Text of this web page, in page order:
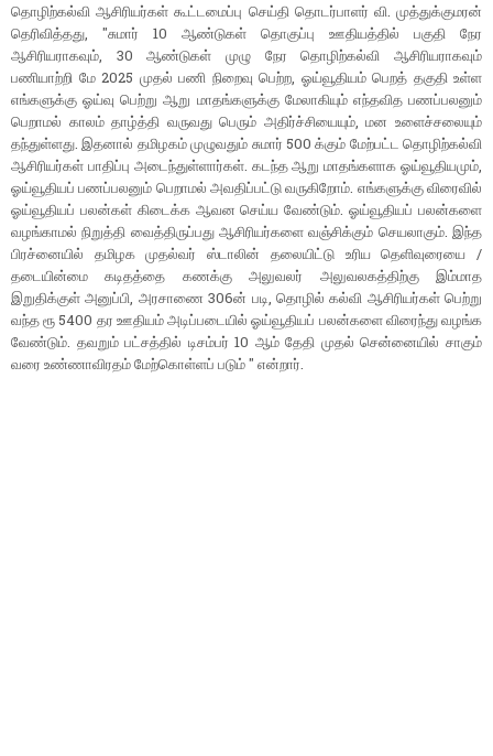
தொழிற்கல்வி ஆசிரியர்கள் கூட்டமைப்பு செய்தி தொடர்பாளர் வி. முத்துக்குமரன்
தெரிவித்தது, "சுமார் 10 ஆண்டுகள் தொகுப்பு ஊதியத்தில் பகுதி நேர
ஆசிரியராகவும், 30 ஆண்டுகள் முழு நேர தொழிற்கல்வி ஆசிரியராகவும்
பணியாற்றி மே 2025 முதல் பணி நிறைவு பெற்ற, ஓய்வூதியம் பெறத் தகுதி உள்ள
எங்களுக்கு ஓய்வு பெற்று ஆறு மாதங்களுக்கு மேலாகியும் எந்தவித பணப்பலனும்
பெறாமல் காலம் தாழ்த்தி வருவது பெரும் அதிர்ச்சியையும், மன உளைச்சலையும்
தந்துள்ளது. இதனால் தமிழகம் முழுவதும் சுமார் 500 க்கும் மேற்பட்ட தொழிற்கல்வி
ஆசிரியர்கள் பாதிப்பு அடைந்துள்ளார்கள். கடந்த ஆறு மாதங்களாக ஓய்வூதியமும்,
ஓய்வூதியப் பணப்பலனும் பெறாமல் அவதிப்பட்டு வருகிறோம். எங்களுக்கு விரைவில்
ஓய்வூதியப் பலன்கள் கிடைக்க ஆவன செய்ய வேண்டும். ஓய்வூதியப் பலன்களை
வழங்காமல் நிறுத்தி வைத்திருப்பது ஆசிரியர்களை வஞ்சிக்கும் செயலாகும். இந்த
பிரச்னையில் தமிழக முதல்வர் ஸ்டாலின் தலையிட்டு உரிய தெளிவுரையை /
தடையின்மை கடிதத்தை கணக்கு அலுவலர் அலுவலகத்திற்கு இம்மாத
இறுதிக்குள் அனுப்பி, அரசாணை 306ன் படி, தொழில் கல்வி ஆசிரியர்கள் பெற்று
வந்த ரூ 5400 தர ஊதியம் அடிப்படையில் ஓய்வூதியப் பலன்களை விரைந்து வழங்க
வேண்டும். தவறும் பட்சத்தில் டிசம்பர் 10 ஆம் தேதி முதல் சென்னையில் சாகும்
வரை உண்ணாவிரதம் மேற்கொள்ளப் படும் " என்றார்.